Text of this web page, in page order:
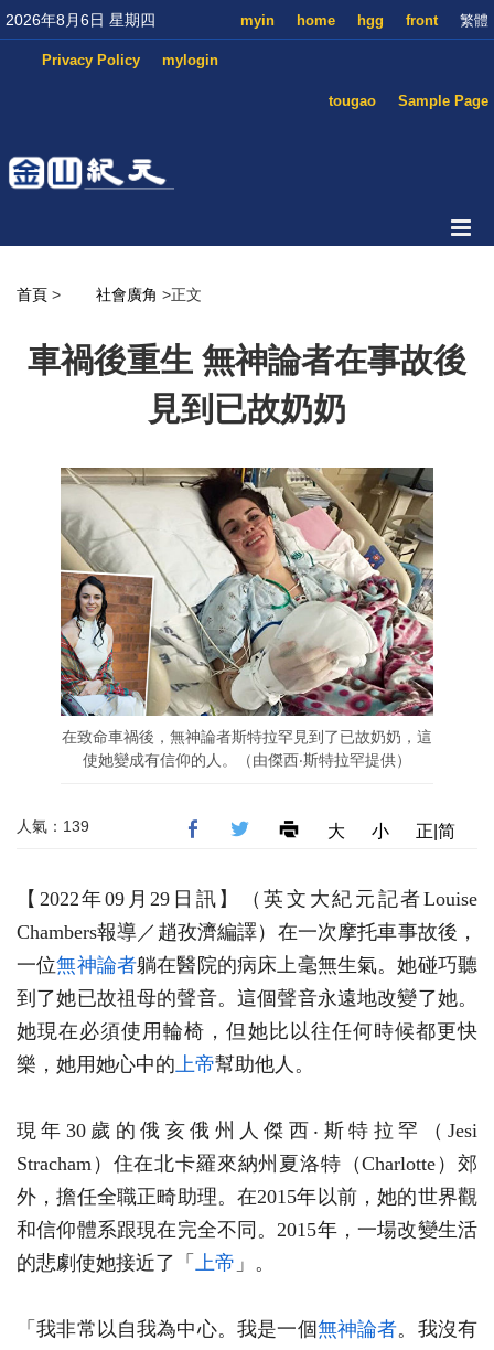
2026年8月6日 星期四 繁體
front
hgg
home
myin
mylogin
Privacy Policy
Sample Page
tougao
首頁 > 社會廣角 >正文
車禍後重生 無神論者在事故後
見到已故奶奶
在致命車禍後，無神論者斯特拉罕見到了已故奶奶，這
使她變成有信仰的人。（由傑西‧斯特拉罕提供）
人氣：139 大 小 正|简
【2022年09月29日訊】（英文大紀元記者Louise
Chambers報導／趙孜濟編譯）在一次摩托車事故後，
一位無神論者躺在醫院的病床上毫無生氣。她碰巧聽
到了她已故祖母的聲音。這個聲音永遠地改變了她。
她現在必須使用輪椅，但她比以往任何時候都更快
樂，她用她心中的上帝幫助他人。
現年30歲的俄亥俄州人傑西‧斯特拉罕（Jesi
Stracham）住在北卡羅來納州夏洛特（Charlotte）郊
外，擔任全職正畸助理。在2015年以前，她的世界觀
和信仰體系跟現在完全不同。2015年，一場改變生活
的悲劇使她接近了「 上帝 」。
「我非常以自我為中心。我是一個無神論者。我沒有